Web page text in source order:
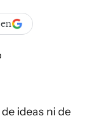
ideas ni de